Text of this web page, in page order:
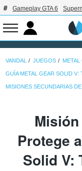
Gameplay GTA 6
VANDAL JUEGOS METAL
GUÍA METAL GEAR SOLID V:
MISIONES SECUNDARIAS
Protege
Solid V: